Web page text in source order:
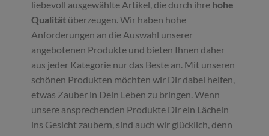
liebevoll ausgewählte Artikel, die durch ihre hohe
Qualität überzeugen. Wir haben hohe
Anforderungen an die Auswahl unserer
angebotenen Produkte und bieten Ihnen daher
aus jeder Kategorie nur das Beste an. Mit unseren
schönen Produkten möchten wir Dir dabei helfen,
etwas Zauber in Dein Leben zu bringen. Wenn
unsere ansprechenden Produkte Dir ein Lächeln
ins Gesicht zaubern, sind auch wir glücklich, denn